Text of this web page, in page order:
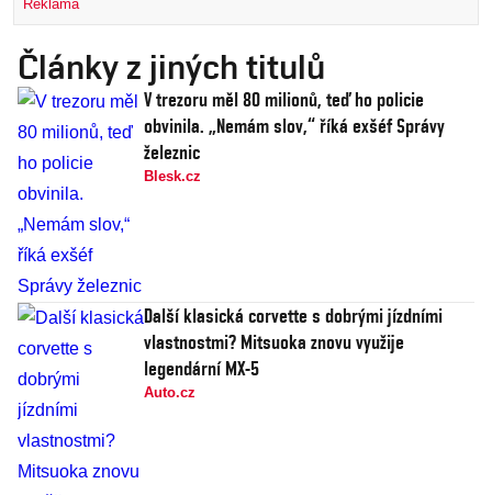
Reklama
Články z jiných titulů
V trezoru měl 80 milionů, teď ho policie
obvinila. „Nemám slov,“ říká exšéf Správy
železnic
Blesk.cz
Další klasická corvette s dobrými jízdními
vlastnostmi? Mitsuoka znovu využije
legendární MX-5
Auto.cz